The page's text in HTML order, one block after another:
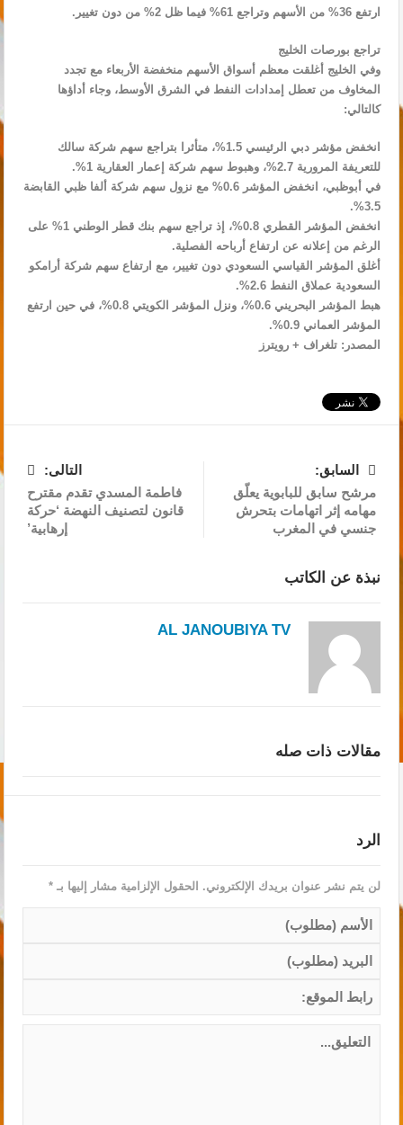
‌‌‌‌ارتفع 36% من الأسهم وتراجع 61% فيما ظل 2% من دون تغيير.
تراجع بورصات الخليج
وفي الخليج أغلقت ‌‌‌‌معظم أسواق الأسهم منخفضة الأربعاء مع تجدد
المخاوف من ⁠⁠⁠⁠تعطل إمدادات النفط في الشرق الأوسط، وجاء أداؤها
كالتالي:
انخفض مؤشر دبي الرئيسي 1.5%، متأثرا بتراجع سهم شركة سالك
للتعريفة المرورية 2.7%، وهبوط سهم شركة ⁠⁠⁠⁠إعمار العقارية 1%.
في أبوظبي، انخفض المؤشر 0.6% مع نزول سهم شركة ألفا ظبي ⁠⁠⁠⁠القابضة
3.5%.
انخفض المؤشر القطري ⁠⁠⁠⁠0.8%، إذ تراجع سهم بنك قطر الوطني 1% على
الرغم من إعلانه عن ارتفاع أرباحه الفصلية.
أغلق المؤشر القياسي السعودي دون تغيير، مع ‌‌‌‌ارتفاع سهم شركة أرامكو
السعودية عملاق النفط 2.6%.
هبط المؤشر البحريني 0.6%، ونزل المؤشر الكويتي 0.8%، في حين ‌‌‌‌ارتفع
‌‌‌‌المؤشر العماني 0.9%.
المصدر: تلغراف + رويترز
السابق:
مرشح سابق للبابوية يعلّق
مهامه إثر اتهامات بتحرش
جنسي في المغرب
التالى:
فاطمة المسدي تقدم مقترح
قانون لتصنيف النهضة ‘حركة
إرهابية’
نبذة عن الكاتب
AL JANOUBIYA TV
مقالات ذات صله
الرد
لن يتم نشر عنوان بريدك الإلكتروني. الحقول الإلزامية مشار إليها بـ*